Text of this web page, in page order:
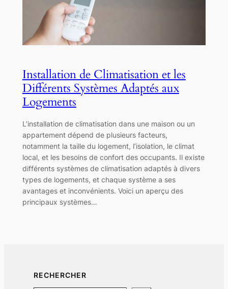
Installation de Climatisation et les
Différents Systèmes Adaptés aux
Logements
L’installation de climatisation dans une maison ou un
appartement dépend de plusieurs facteurs,
notamment la taille du logement, l’isolation, le climat
local, et les besoins de confort des occupants. Il existe
différents systèmes de climatisation adaptés à divers
types de logements, et chaque système a ses
avantages et inconvénients. Voici un aperçu des
principaux systèmes…
RECHERCHER